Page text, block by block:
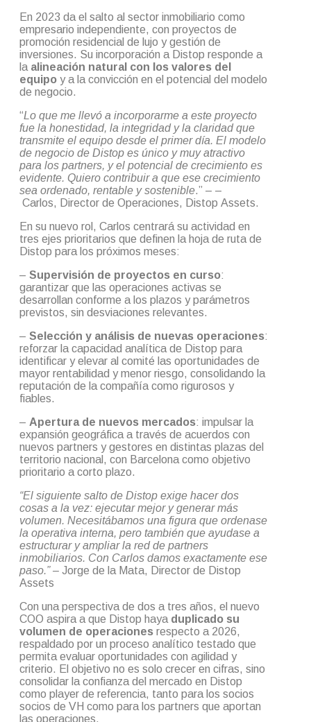
En 2023 da el salto al sector inmobiliario como
empresario independiente, con proyectos de
promoción residencial de lujo y gestión de
inversiones. Su incorporación a Distop responde a
la alineación natural con los valores del
equipo y a la convicción en el potencial del modelo
de negocio.
“Lo que me llevó a incorporarme a este proyecto
fue la honestidad, la integridad y la claridad que
transmite el equipo desde el primer día. El modelo
de negocio de Distop es único y muy atractivo
para los partners, y el potencial de crecimiento es
evidente. Quiero contribuir a que ese crecimiento
sea ordenado, rentable y sostenible.” – –
Carlos, Director de Operaciones, Distop Assets.
En su nuevo rol, Carlos centrará su actividad en
tres ejes prioritarios que definen la hoja de ruta de
Distop para los próximos meses:
– Supervisión de proyectos en curso:
garantizar que las operaciones activas se
desarrollan conforme a los plazos y parámetros
previstos, sin desviaciones relevantes.
– Selección y análisis de nuevas operaciones:
reforzar la capacidad analítica de Distop para
identificar y elevar al comité las oportunidades de
mayor rentabilidad y menor riesgo, consolidando la
reputación de la compañía como rigurosos y
fiables.
– Apertura de nuevos mercados: impulsar la
expansión geográfica a través de acuerdos con
nuevos partners y gestores en distintas plazas del
territorio nacional, con Barcelona como objetivo
prioritario a corto plazo.
“El siguiente salto de Distop exige hacer dos
cosas a la vez: ejecutar mejor y generar más
volumen. Necesitábamos una figura que ordenase
la operativa interna, pero también que ayudase a
estructurar y ampliar la red de partners
inmobiliarios. Con Carlos damos exactamente ese
paso.” – Jorge de la Mata, Director de Distop
Assets
Con una perspectiva de dos a tres años, el nuevo
COO aspira a que Distop haya duplicado su
volumen de operaciones respecto a 2026,
respaldado por un proceso analítico testado que
permita evaluar oportunidades con agilidad y
criterio. El objetivo no es solo crecer en cifras, sino
consolidar la confianza del mercado en Distop
como player de referencia, tanto para los socios
socios de VH como para los partners que aportan
las operaciones.